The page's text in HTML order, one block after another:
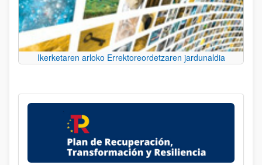
Ikerketaren arloko Errektoreordetzaren jardunaldia